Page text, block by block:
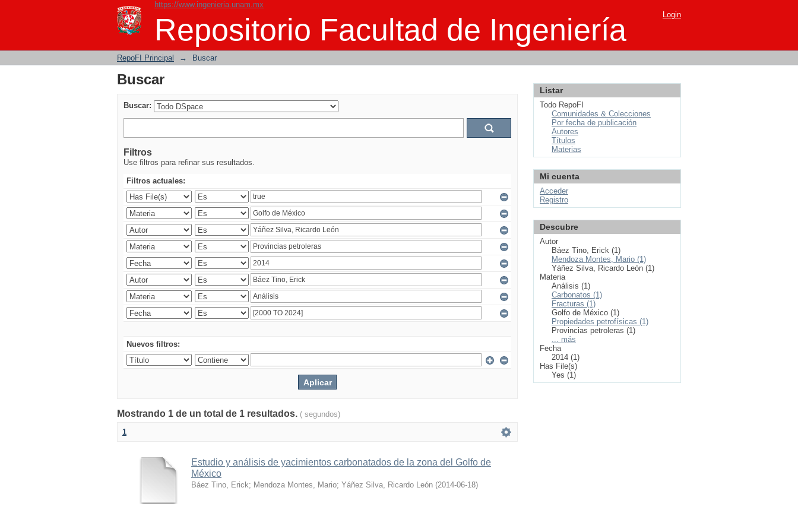
https://www.ingenieria.unam.mx
Repositorio Facultad de Ingeniería
Buscar Login
RepoFI Principal → Buscar
Buscar
Buscar:
Filtros
Use filtros para refinar sus resultados.
Filtros actuales:
Nuevos filtros:
Mostrando 1 de un total de 1 resultados. ( segundos)
1
Estudio y análisis de yacimientos carbonatados de la zona del Golfo de
México
Báez Tino, Erick; Mendoza Montes, Mario; Yáñez Silva, Ricardo León (2014-06-18)
Listar
Todo RepoFI
Comunidades & Colecciones
Por fecha de publicación
Autores
Títulos
Materias
Mi cuenta
Acceder
Registro
Descubre
Autor
Báez Tino, Erick (1)
Mendoza Montes, Mario (1)
Yáñez Silva, Ricardo León (1)
Materia
Análisis (1)
Carbonatos (1)
Fracturas (1)
Golfo de México (1)
Propiedades petrofísicas (1)
Provincias petroleras (1)
... más
Fecha
2014 (1)
Has File(s)
Yes (1)